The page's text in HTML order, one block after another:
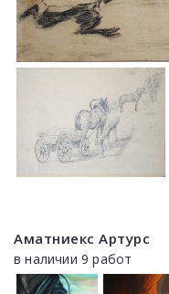
Аматниекс Артурс
в наличии 9 работ